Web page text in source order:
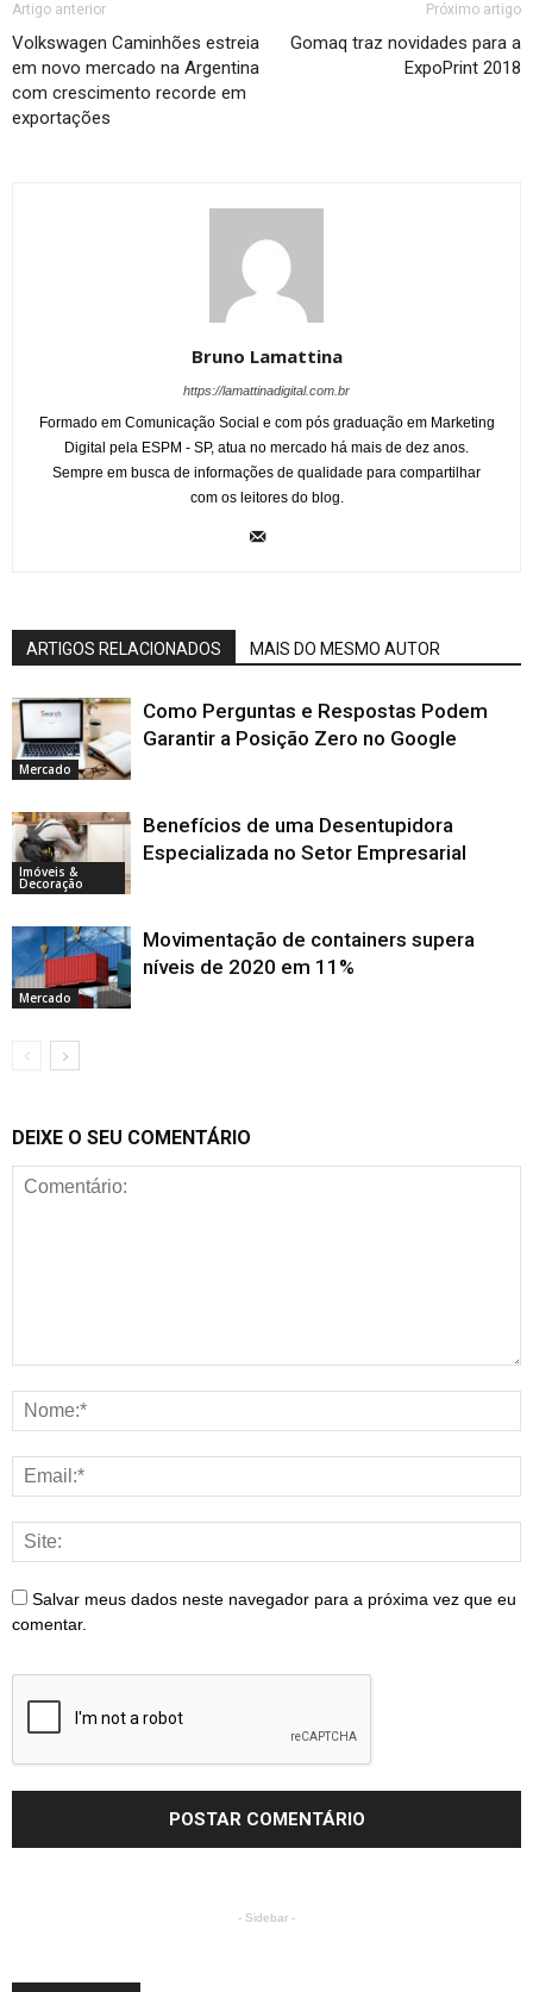
Artigo anterior
Volkswagen Caminhões estreia
em novo mercado na Argentina
com crescimento recorde em
exportações
Próximo artigo
Gomaq traz novidades para a
ExpoPrint 2018
Bruno Lamattina
https://lamattinadigital.com.br
Formado em Comunicação Social e com pós graduação em Marketing
Digital pela ESPM - SP, atua no mercado há mais de dez anos.
Sempre em busca de informações de qualidade para compartilhar
com os leitores do blog.
ARTIGOS RELACIONADOS MAIS DO MESMO AUTOR
Mercado
Como Perguntas e Respostas Podem
Garantir a Posição Zero no Google
Imóveis &
Decoração
Benefícios de uma Desentupidora
Especializada no Setor Empresarial
Mercado
Movimentação de containers supera
níveis de 2020 em 11%
DEIXE O SEU COMENTÁRIO
Salvar meus dados neste navegador para a próxima vez que eu
comentar.
- Sidebar -